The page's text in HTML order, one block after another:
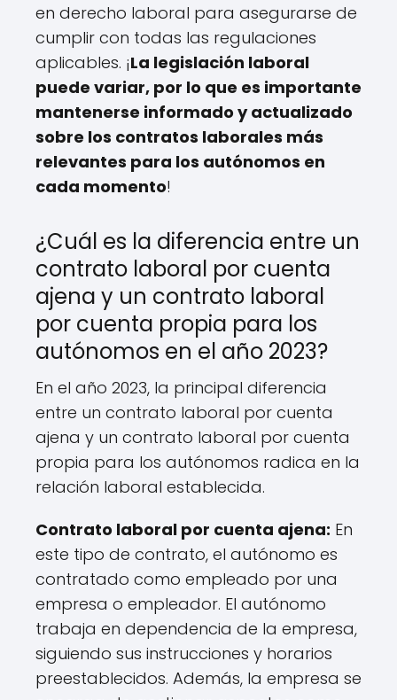
en derecho laboral para asegurarse de
cumplir con todas las regulaciones
aplicables. ¡La legislación laboral
puede variar, por lo que es importante
mantenerse informado y actualizado
sobre los contratos laborales más
relevantes para los autónomos en
cada momento!
¿Cuál es la diferencia entre un
contrato laboral por cuenta
ajena y un contrato laboral
por cuenta propia para los
autónomos en el año 2023?
En el año 2023, la principal diferencia
entre un contrato laboral por cuenta
ajena y un contrato laboral por cuenta
propia para los autónomos radica en la
relación laboral establecida.
Contrato laboral por cuenta ajena: En
este tipo de contrato, el autónomo es
contratado como empleado por una
empresa o empleador. El autónomo
trabaja en dependencia de la empresa,
siguiendo sus instrucciones y horarios
preestablecidos. Además, la empresa se